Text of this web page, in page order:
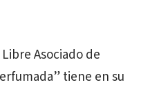
Asociado de
tiene en su